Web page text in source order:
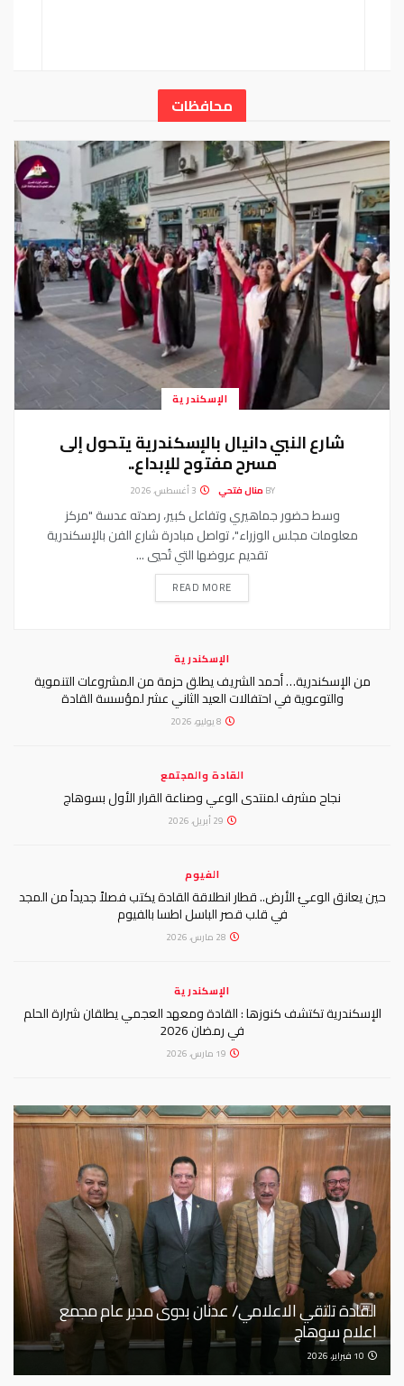
محافظات
الإسكندرية
شارع النبي دانيال بالإسكندرية يتحول إلى
مسرح مفتوح للإبداع..
BY منال فتحي
وسط حضور جماهيري وتفاعل كبير، رصدته عدسة "مركز
معلومات مجلس الوزراء"، تواصل مبادرة شارع الفن بالإسكندرية
تقديم عروضها التي تُحيي ...
READ MORE
الإسكندرية
من الإسكندرية… أحمد الشريف يطلق حزمة من المشروعات التنموية
والتوعوية في احتفالات العيد الثاني عشر لمؤسسة القادة
القادة والمجتمع
نجاح مشرف لمنتدى الوعي وصناعة القرار الأول بسوهاج
الفيوم
حين يعانق الوعيُ الأرض.. قطار انطلاقة القادة يكتب فصلاً جديداً من المجد
في قلب قصر الباسل اطسا بالفيوم
الإسكندرية
الإسكندرية تكتشف كنوزها : القادة ومعهد العجمي يطلقان شرارة الحلم
في رمضان 2026
القادة تلتقي الاعلامي/ عدنان بدوى مدير عام مجمع
اعلام سوهاج